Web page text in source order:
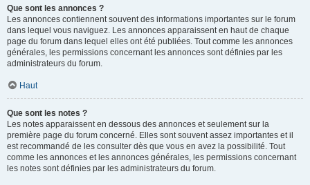
Que sont les annonces ?
Les annonces contiennent souvent des informations importantes sur le forum
dans lequel vous naviguez. Les annonces apparaissent en haut de chaque
page du forum dans lequel elles ont été publiées. Tout comme les annonces
générales, les permissions concernant les annonces sont définies par les
administrateurs du forum.
Haut
Que sont les notes ?
Les notes apparaissent en dessous des annonces et seulement sur la
première page du forum concerné. Elles sont souvent assez importantes et il
est recommandé de les consulter dès que vous en avez la possibilité. Tout
comme les annonces et les annonces générales, les permissions concernant
les notes sont définies par les administrateurs du forum.